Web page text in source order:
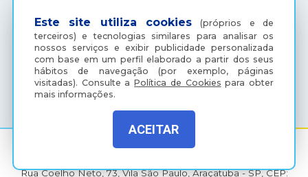
Este site utiliza cookies (próprios e de
terceiros) e tecnologias similares para analisar os
nossos serviços e exibir publicidade personalizada
com base em um perfil elaborado a partir dos seus
hábitos de navegação (por exemplo, páginas
visitadas). Consulte aPolítica de Cookies para obter
mais informações.
ACEITAR
(18) 3607-6500
Rua Coelho Neto, 73, Vila São Paulo, Araçatuba - SP, CEP: